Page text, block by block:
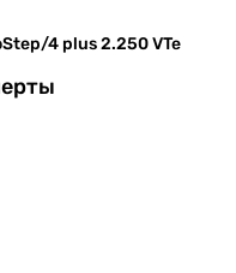
4 plus 2.250 VTe